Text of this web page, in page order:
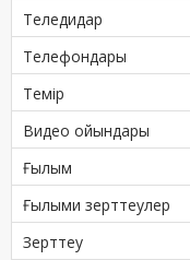
Теледидар
Телефондары
Темір
Видео ойындары
Ғылым
Ғылыми зерттеулер
Зерттеу